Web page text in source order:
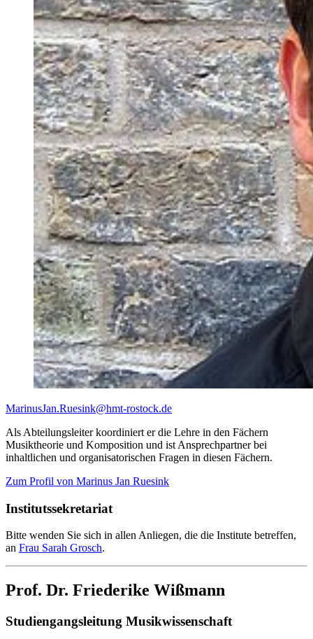
MarinusJan.Ruesink@hmt-rostock.de
Als Abteilungsleiter koordiniert er die Lehre in den Fächern
Musiktheorie und Komposition und ist Ansprechpartner bei
inhaltlichen und organisatorischen Fragen in diesen Fächern.
Zum Profil von Marinus Jan Ruesink
Institutssekretariat
Bitte wenden Sie sich in allen Anliegen, die die Institute betreffen,
an Frau Sarah Grosch.
Prof. Dr. Friederike Wißmann
Studiengangsleitung Musikwissenschaft